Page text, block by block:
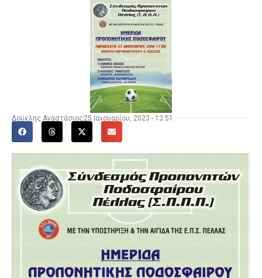
Δούκλης Αναστάσιος 25 Ιανουαρίου, 2023 - 13:51